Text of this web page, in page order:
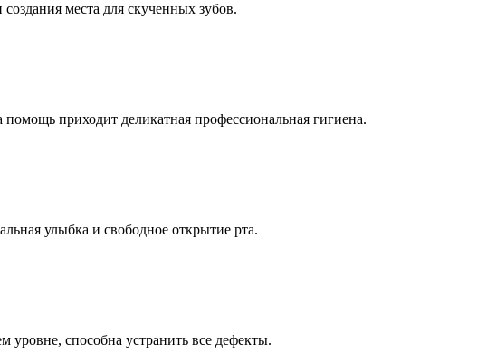
места для скученных зубов.
приходит деликатная профессиональная гигиена.
улыбка и свободное открытие рта.
способна устранить все дефекты.